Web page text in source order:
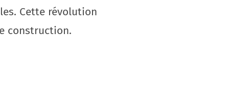
Cette révolution
construction.